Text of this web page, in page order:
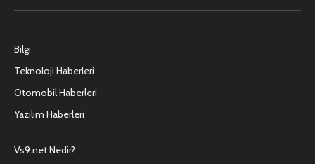
(Twitter)
Bilgi
Teknoloji Haberleri
Otomobil Haberleri
Yazılım Haberleri
Vs9.net Nedir?